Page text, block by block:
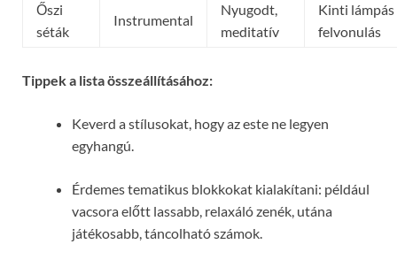
Őszi
séták
Instrumental
Nyugodt,
meditatív
Kinti lámpás
felvonulás
Tippek a lista összeállításához:
Keverd a stílusokat, hogy az este ne legyen
egyhangú.
Érdemes tematikus blokkokat kialakítani: például
vacsora előtt lassabb, relaxáló zenék, utána
játékosabb, táncolható számok.